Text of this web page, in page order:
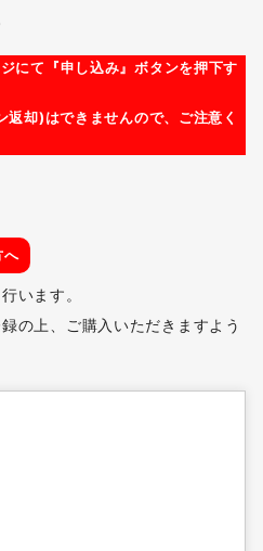
にて『申し込み』ボタンを押下す
却)はできませんので、ご注意く
へ
います。
の上、ご購入いただきますよう